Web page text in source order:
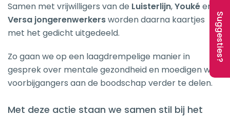
Samen met vrijwilligers van de Luisterlijn,Youkéen
Versa jongerenwerkersworden daarna kaartjes
met het gedicht uitgedeeld.
Zo gaan we op een laagdrempelige manier in
gesprek over mentale gezondheid en moedigen we
voorbijgangers aan de boodschap verder te delen.
Met deze actie staan we samen stil bij het
Suggesties?